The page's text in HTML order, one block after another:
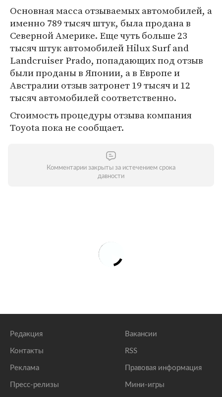
Основная масса отзываемых автомобилей, а
именно 789 тысяч штук, была продана в
Северной Америке. Еще чуть больше 23
тысяч штук автомобилей Hilux Surf and
Landcruiser Prado, попадающих под отзыв
были проданы в Японии, а в Европе и
Австралии отзыв затронет 19 тысяч и 12
тысяч автомобилей соответственно.
Стоимость процедуры отзыва компания
Toyota пока не сообщает.
Комментарии закрыты за истечением срока
давности
Редакция
Контакты
Реклама
Пресс-релизы
Вакансии
RSS
Правовая информация
Мини-игры